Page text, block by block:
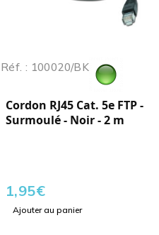
Réf. : 100020/BK
Cordon RJ45 Cat. 5e FTP -
Surmoulé - Noir - 2 m
1,95€
Ajouter au panier